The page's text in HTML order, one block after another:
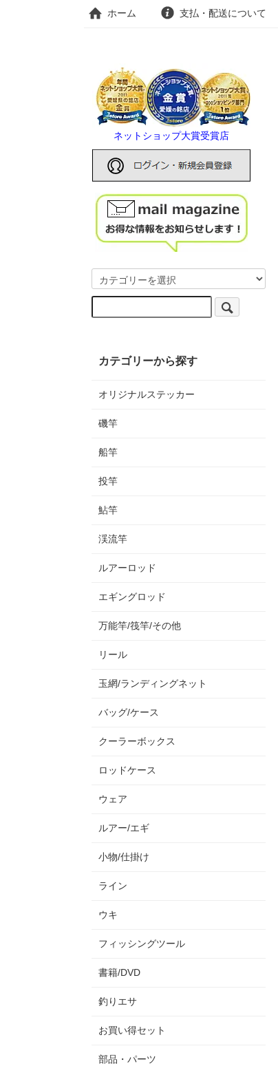
ホーム 支払・配送について
ネットショップ大賞受賞店
カテゴリーから探す
オリジナルステッカー
磯竿
船竿
投竿
鮎竿
渓流竿
ルアーロッド
エギングロッド
万能竿/筏竿/その他
リール
玉網/ランディングネット
バッグ/ケース
クーラーボックス
ロッドケース
ウェア
ルアー/エギ
小物/仕掛け
ライン
ウキ
フィッシングツール
書籍/DVD
釣りエサ
お買い得セット
部品・パーツ